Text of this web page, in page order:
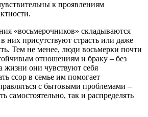
к проявлениям
«восьмерочников» складываются
них присутствуют страсть или даже
Тем не менее, люди восьмерки почти
отношениям и браку – без
жизни они чувствуют себя
ссор в семье им помогает
с бытовыми проблемами –
самостоятельно, так и распределять